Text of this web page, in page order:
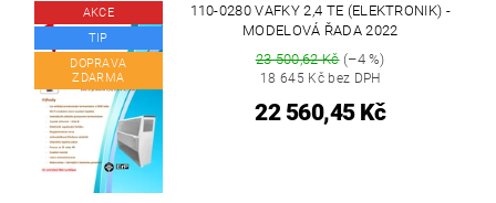
AKCE
TIP
DOPRAVA
ZDARMA
110-0280 VAFKY 2,4 TE (ELEKTRONIK) -
MODELOVÁ ŘADA 2022
23 500,62 Kč(–4 %)
18 645 Kč bez DPH
22 560,45 Kč